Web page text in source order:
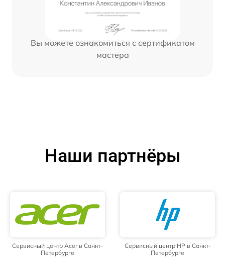
Вы можете ознакомиться с сертификатом
мастера
Наши партнёры
Сервисный центр Acer в Санкт-
Петербурге
Сервисный центр HP в Санкт-
Петербурге